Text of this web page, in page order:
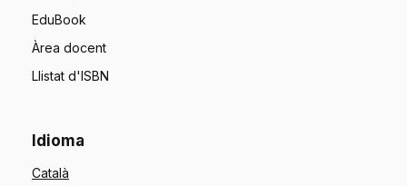
EduBook
Àrea docent
Llistat d'ISBN
Idioma